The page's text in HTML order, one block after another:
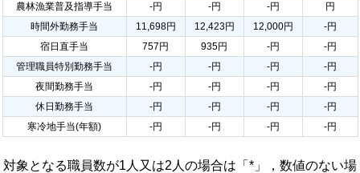
農林漁業普及指導手当
-円 -円 -円
円
時間外勤務手当
11,698円 12,423円 12,000円
-円
宿日直手当
757円 935円 -円
-円
管理職員特別勤務手当
-円 -円 -円
-円
夜間勤務手当
-円 -円 -円
-円
休日勤務手当
-円 -円 -円
-円
寒冷地手当(年額)
-円 -円 -円 -円
対象となる職員数が1人又は2人の場合は「*」，数値のない場